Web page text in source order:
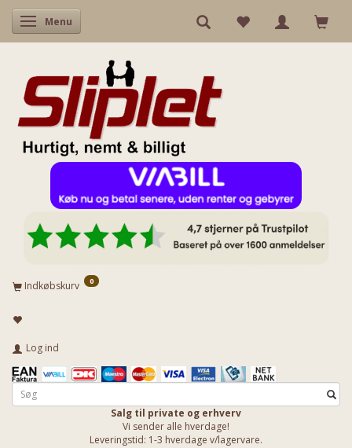
Skifte navigation
Menu
Indkøbskurv 0
Log ind
Salg til private og erhverv
Vi sender alle hverdage!
Leveringstid: 1-3 hverdage v/lagervare.